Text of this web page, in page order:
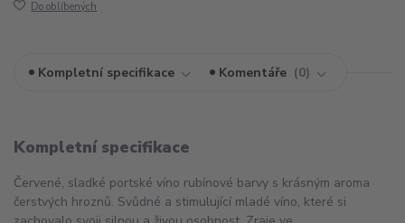
Do oblíbených
Kompletní specifikace Komentáře 0
Kompletní specifikace
Červené, sladké portské víno rubínové barvy s krásným aroma
čerstvých hroznů. Svůdné a stimulující mladé víno, které si